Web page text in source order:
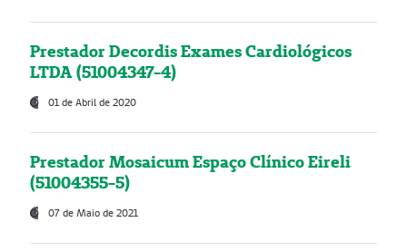
Prestador Decordis Exames Cardiológicos
LTDA (51004347-4)
01 de Abril de 2020
Prestador Mosaicum Espaço Clínico Eireli
(51004355-5)
07 de Maio de 2021